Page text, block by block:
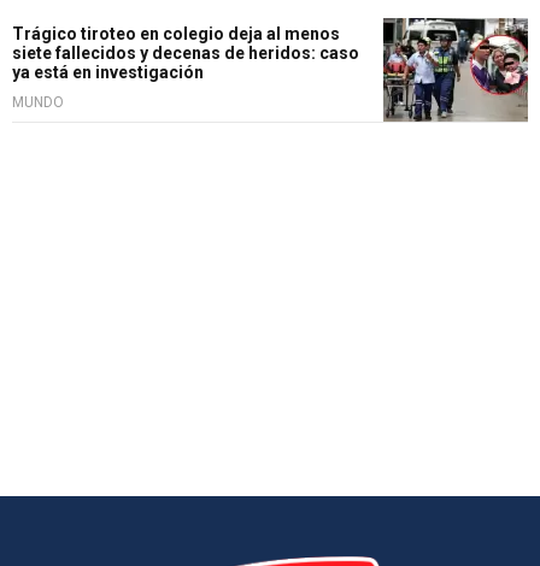
Trágico tiroteo en colegio deja al menos
siete fallecidos y decenas de heridos: caso
ya está en investigación
MUNDO